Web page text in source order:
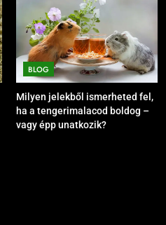
BLOG
Milyen jelekből ismerheted fel,
ha a tengerimalacod boldog –
vagy épp unatkozik?